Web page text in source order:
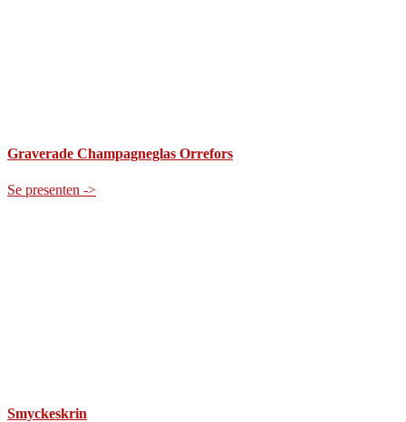
Graverade Champagneglas Orrefors
Se presenten ->
Smyckeskrin